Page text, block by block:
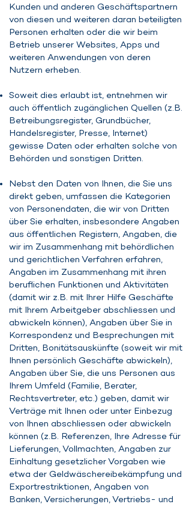
Kunden und anderen Geschäftspartnern
von diesen und weiteren daran beteiligten
Personen erhalten oder die wir beim
Betrieb unserer Websites, Apps und
weiteren Anwendungen von deren
Nutzern erheben.
Soweit dies erlaubt ist, entnehmen wir
auch öffentlich zugänglichen Quellen (z.B.
Betreibungsregister, Grundbücher,
Handelsregister, Presse, Internet)
gewisse Daten oder erhalten solche von
Behörden und sonstigen Dritten.
Nebst den Daten von Ihnen, die Sie uns
direkt geben, umfassen die Kategorien
von Personendaten, die wir von Dritten
über Sie erhalten, insbesondere Angaben
aus öffentlichen Registern, Angaben, die
wir im Zusammenhang mit behördlichen
und gerichtlichen Verfahren erfahren,
Angaben im Zusammenhang mit ihren
beruflichen Funktionen und Aktivitäten
(damit wir z.B. mit Ihrer Hilfe Geschäfte
mit Ihrem Arbeitgeber abschliessen und
abwickeln können), Angaben über Sie in
Korrespondenz und Besprechungen mit
Dritten, Bonitätsauskünfte (soweit wir mit
Ihnen persönlich Geschäfte abwickeln),
Angaben über Sie, die uns Personen aus
Ihrem Umfeld (Familie, Berater,
Rechtsvertreter, etc.) geben, damit wir
Verträge mit Ihnen oder unter Einbezug
von Ihnen abschliessen oder abwickeln
können (z.B. Referenzen, Ihre Adresse für
Lieferungen, Vollmachten, Angaben zur
Einhaltung gesetzlicher Vorgaben wie
etwa der Geldwäschereibekämpfung und
Exportrestriktionen, Angaben von
Banken, Versicherungen, Vertriebs- und